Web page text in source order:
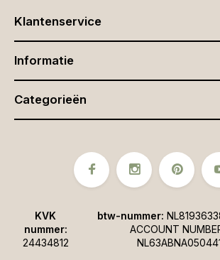
Klantenservice
Informatie
Categorieën
KVK
nummer:
24434812
btw-nummer:
ACCOUNT